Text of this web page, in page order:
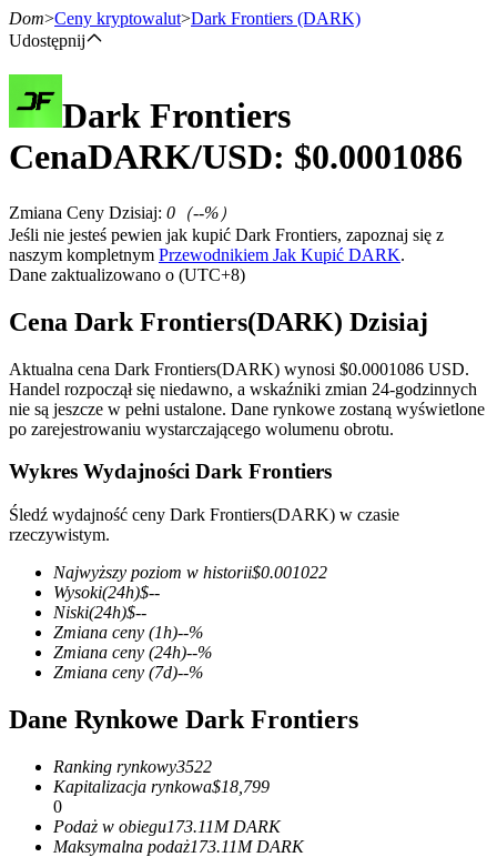
Kontrakty terminowe
Kontrakty terminowe na USDT
Kontrakty futures wykorzystujące USDT jako zabezpieczenie
Kontrakty terminowe COIN-M
Kontrakty terminowe na kryptowaluty
TradFi
towary
Dom>Ceny kryptowalut>Dark Frontiers (DARK)
Udostępnij
Dark Frontiers
CenaDARK/USD: $0.0001086
Zmiana Ceny Dzisiaj: 0 （--%）
Jeśli nie jesteś pewien jak kupić Dark Frontiers, zapoznaj się z
naszym kompletnym Przewodnikiem Jak Kupić DARK.
Dane zaktualizowano o (UTC+8)
Cena Dark Frontiers(DARK) Dzisiaj
Aktualna cena Dark Frontiers(DARK) wynosi $0.0001086 USD.
Handel rozpoczął się niedawno, a wskaźniki zmian 24-godzinnych
nie są jeszcze w pełni ustalone. Dane rynkowe zostaną wyświetlone
po zarejestrowaniu wystarczającego wolumenu obrotu.
Wykres Wydajności Dark Frontiers
Śledź wydajność ceny Dark Frontiers(DARK) w czasie
rzeczywistym.
Najwyższy poziom w historii$0.001022
Wysoki(24h)$--
Niski(24h)$--
Zmiana ceny (1h)--%
Zmiana ceny (24h)--%
Zmiana ceny (7d)--%
Dane Rynkowe Dark Frontiers
Ranking rynkowy3522
Kapitalizacja rynkowa$18,799
0
Podaż w obiegu173.11M DARK
Maksymalna podaż173.11M DARK